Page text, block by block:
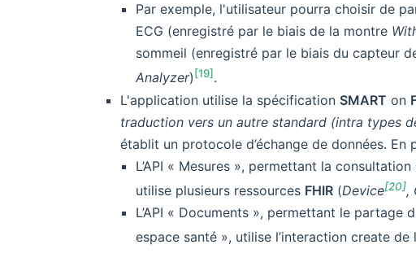
Par exemple, l'utilisateur pourra choisir de
ECG (enregistré par le biais de la montre
sommeil (enregistré par le biais du capteur
Analyzer) [19] .
L'application utilise la spécification SMART on
traduction vers un autre standard (intra types
établit un protocole d’échange de données. En
L’API « Mesures », permettant la
utilise plusieurs ressources FHIR(Device[20],
L’API « Documents », permettant le partage
espace santé », utilise l’interaction create de